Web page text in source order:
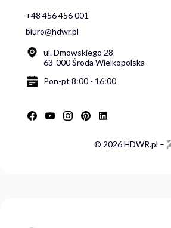
+48 456 456 001
biuro@hdwr.pl
ul. Dmowskiego 28
63-000 Środa Wielkopolska
Pon-pt 8:00 - 16:00
© 2026 HDWR.pl –